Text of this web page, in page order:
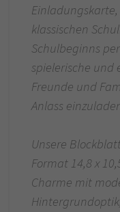
klassischen
Schulbeginns
spielerische und
Freunde und
Anlass
Unsere
Format 14,8 x
Charme mit